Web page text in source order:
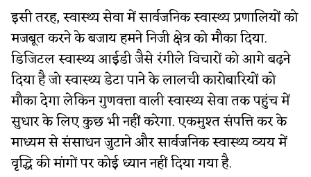
इसी तरह, स्वास्थ्य सेवा में सार्वजनिक स्वास्थ्य प्रणालियों को
मजबूत करने के बजाय हमने निजी क्षेत्र को मौका दिया.
डिजिटल स्वास्थ्य आईडी जैसे रंगीले विचारों को आगे बढ़ने
दिया है जो स्वास्थ्य डेटा पाने के लालची कारोबारियों को
मौका देगा लेकिन गुणवत्ता वाली स्वास्थ्य सेवा तक पहुंच में
सुधार के लिए कुछ भी नहीं करेगा. एकमुश्त संपत्ति कर के
माध्यम से संसाधन जुटाने और सार्वजनिक स्वास्थ्य व्यय में
वृद्धि की मांगों पर कोई ध्यान नहीं दिया गया है.